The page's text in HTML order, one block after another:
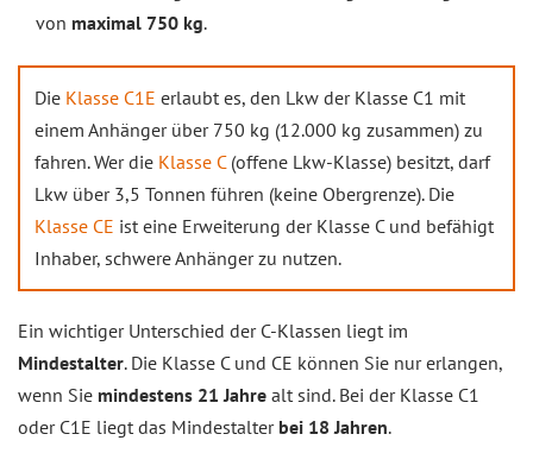
von maximal 750 kg.
Die Klasse C1E erlaubt es, den Lkw der Klasse C1 mit
einem Anhänger über 750 kg (12.000 kg zusammen) zu
fahren. Wer die Klasse C(offene Lkw-Klasse) besitzt, darf
Lkw über 3,5 Tonnen führen (keine Obergrenze). Die
Klasse CE ist eine Erweiterung der Klasse C und befähigt
Inhaber, schwere Anhänger zu nutzen.
Ein wichtiger Unterschied der C-Klassen liegt im
Mindestalter. Die Klasse C und CE können Sie nur erlangen,
wenn Sie mindestens 21 Jahre alt sind. Bei der Klasse C1
oder C1E liegt das Mindestalter bei 18 Jahren.